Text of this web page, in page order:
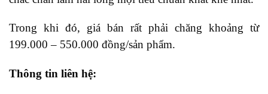
Trong khi đó, giá bán rất phải chăng khoảng từ
199.000 – 550.000 đồng/sản phẩm.
Thông tin liên hệ: